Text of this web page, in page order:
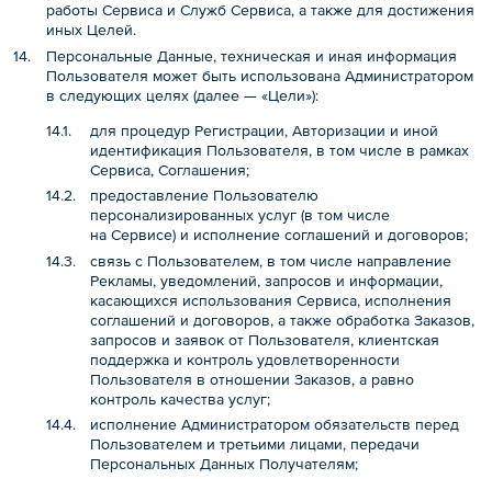
работы Сервиса и Служб Сервиса, а также для достижения
иных Целей.
Персональные Данные, техническая и иная информация
Пользователя может быть использована Администратором
в следующих целях (далее — «Цели»):
для процедур Регистрации, Авторизации и иной
идентификация Пользователя, в том числе в рамках
Сервиса, Соглашения;
предоставление Пользователю
персонализированных услуг (в том числе
на Сервисе) и исполнение соглашений и договоров;
связь с Пользователем, в том числе направление
Рекламы, уведомлений, запросов и информации,
касающихся использования Сервиса, исполнения
соглашений и договоров, а также обработка Заказов,
запросов и заявок от Пользователя, клиентская
поддержка и контроль удовлетворенности
Пользователя в отношении Заказов, а равно
контроль качества услуг;
исполнение Администратором обязательств перед
Пользователем и третьими лицами, передачи
Персональных Данных Получателям;